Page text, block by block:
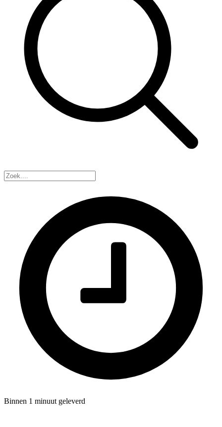
Binnen 1 minuut geleverd